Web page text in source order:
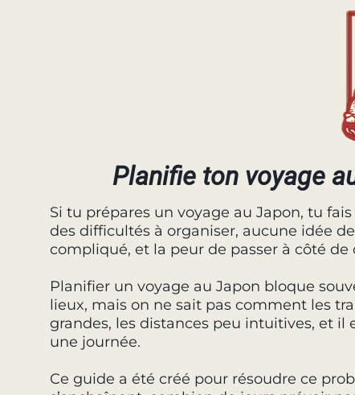
Planifie ton voyage
Si tu prépares un voyage au Japon, tu
des difficultés à organiser, aucune idée
compliqué, et la peur de passer à côté de
Planifier un voyage au Japon bloque
lieux, mais on ne sait pas comment les
grandes, les distances peu intuitives, et
une journée.
Ce guide a été créé pour résoudre ce